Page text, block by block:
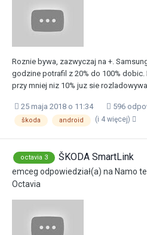
Roznie bywa, zazwyczaj na +.
godzine potrafil z 20% do 100% dobic.
przy mniej niz 10% juz sie
25 maja 2018 o 11:34 596
škoda android (i 4 więcej)
octavia 3 ŠKODA SmartLink
emceg odpowiedział(a) na Namo
Octavia